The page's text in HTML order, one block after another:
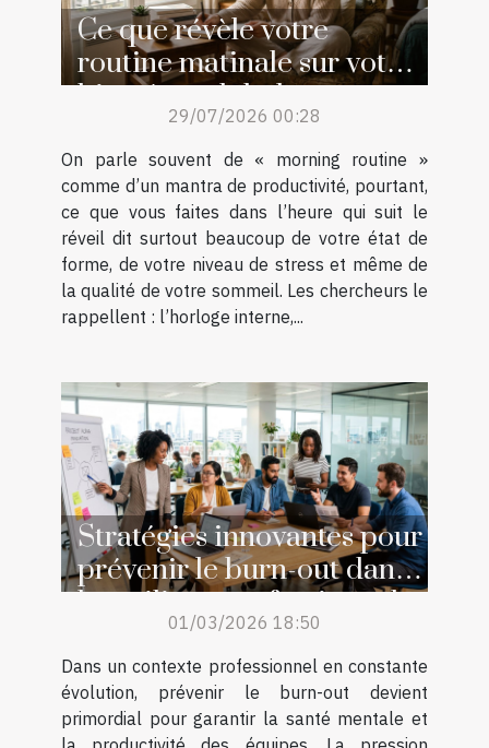
Ce que révèle votre
routine matinale sur votre
bien-être global
29/07/2026 00:28
On parle souvent de « morning routine »
comme d’un mantra de productivité, pourtant,
ce que vous faites dans l’heure qui suit le
réveil dit surtout beaucoup de votre état de
forme, de votre niveau de stress et même de
la qualité de votre sommeil. Les chercheurs le
rappellent : l’horloge interne,...
Stratégies innovantes pour
prévenir le burn-out dans
les milieux professionnels
01/03/2026 18:50
Dans un contexte professionnel en constante
évolution, prévenir le burn-out devient
primordial pour garantir la santé mentale et